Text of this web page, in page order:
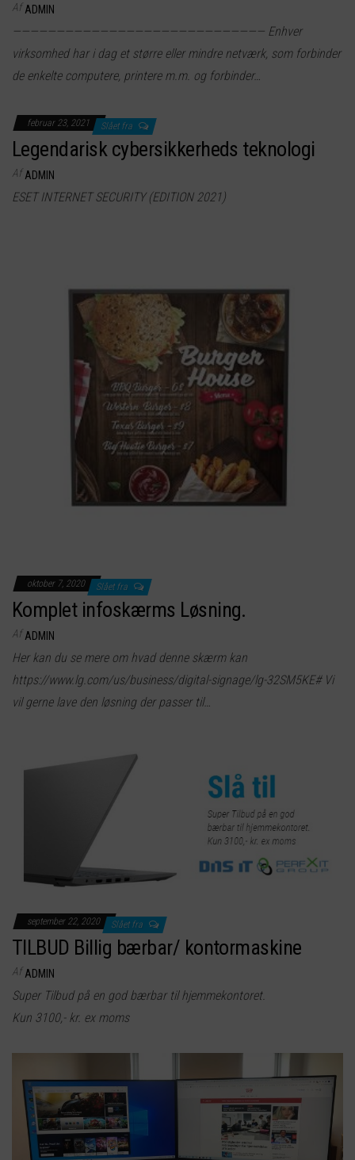
Af ADMIN
————————————————————————————— Enhver
virksomhed har i dag et større eller mindre netværk, som forbinder
de enkelte computere, printere m.m. og forbinder…
februar 23, 2021 Slået fra
Legendarisk cybersikkerheds teknologi
Af ADMIN
ESET INTERNET SECURITY (EDITION 2021)
oktober 7, 2020 Slået fra
Komplet infoskærms Løsning.
Af ADMIN
Her kan du se mere om hvad denne skærm kan
https://www.lg.com/us/business/digital-signage/lg-32SM5KE# Vi
vil gerne lave den løsning der passer til…
september 22, 2020 Slået fra
TILBUD Billig bærbar/ kontormaskine
Af ADMIN
Super Tilbud på en god bærbar til hjemmekontoret.
Kun 3100,- kr. ex moms